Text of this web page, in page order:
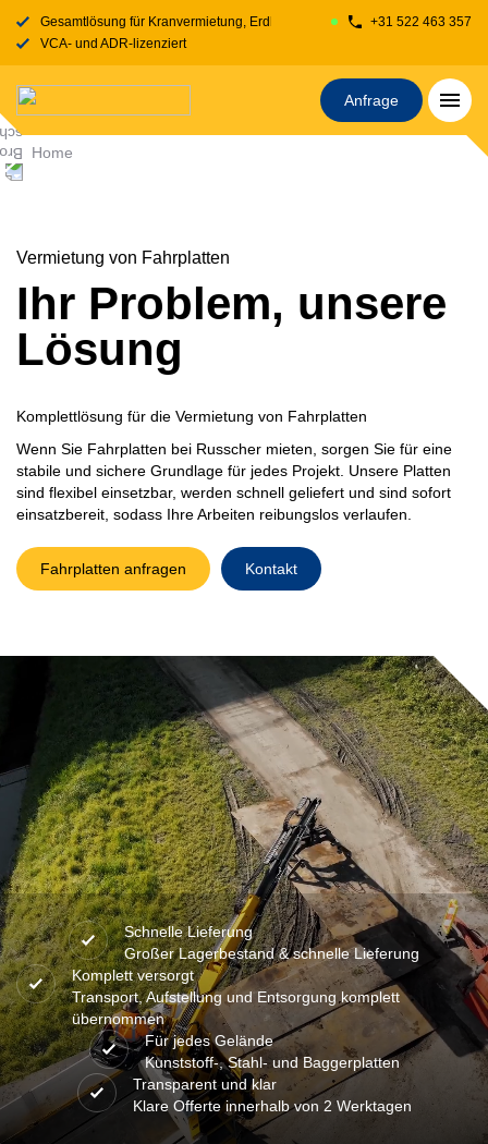
Gesamtlösung für Kranvermietung, Erdbewegung, Transport,
VCA- und ADR-lizenziert
+31 522 463 357
Anfrage
Home
Vermietung von Fahrplatten
Ihr Problem, unsere
Lösung
Komplettlösung für die Vermietung von Fahrplatten
Wenn Sie Fahrplatten bei Russcher mieten, sorgen Sie für eine
stabile und sichere Grundlage für jedes Projekt. Unsere Platten
sind flexibel einsetzbar, werden schnell geliefert und sind sofort
einsatzbereit, sodass Ihre Arbeiten reibungslos verlaufen.
Fahrplatten anfragen Kontakt
Schnelle Lieferung
Großer Lagerbestand & schnelle Lieferung
Komplett versorgt
Transport, Aufstellung und Entsorgung komplett
übernommen
Für jedes Gelände
Kunststoff-, Stahl- und Baggerplatten
Transparent und klar
Klare Offerte innerhalb von 2 Werktagen